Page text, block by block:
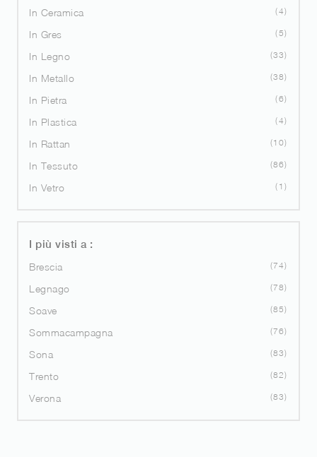
In Ceramica
4
In Gres 5
In Legno 33
In Metallo 38
In Pietra 6
In Plastica 4
In Rattan 10
In Tessuto 86
In Vetro 1
I più visti a :
Brescia
74
Legnago 78
Soave 85
Sommacampagna 76
Sona 83
Trento 82
Verona 83